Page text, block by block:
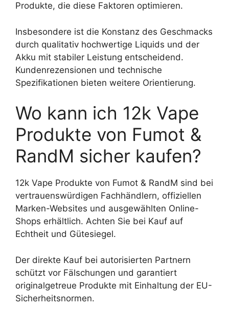
Produkte, die diese Faktoren optimieren.
Insbesondere ist die Konstanz des Geschmacks
durch qualitativ hochwertige Liquids und der
Akku mit stabiler Leistung entscheidend.
Kundenrezensionen und technische
Spezifikationen bieten weitere Orientierung.
Wo kann ich 12k Vape
Produkte von Fumot &
RandM sicher kaufen?
12k Vape Produkte von Fumot & RandM sind bei
vertrauenswürdigen Fachhändlern, offiziellen
Marken-Websites und ausgewählten Online-
Shops erhältlich. Achten Sie bei Kauf auf
Echtheit und Gütesiegel.
Der direkte Kauf bei autorisierten Partnern
schützt vor Fälschungen und garantiert
originalgetreue Produkte mit Einhaltung der EU-
Sicherheitsnormen.